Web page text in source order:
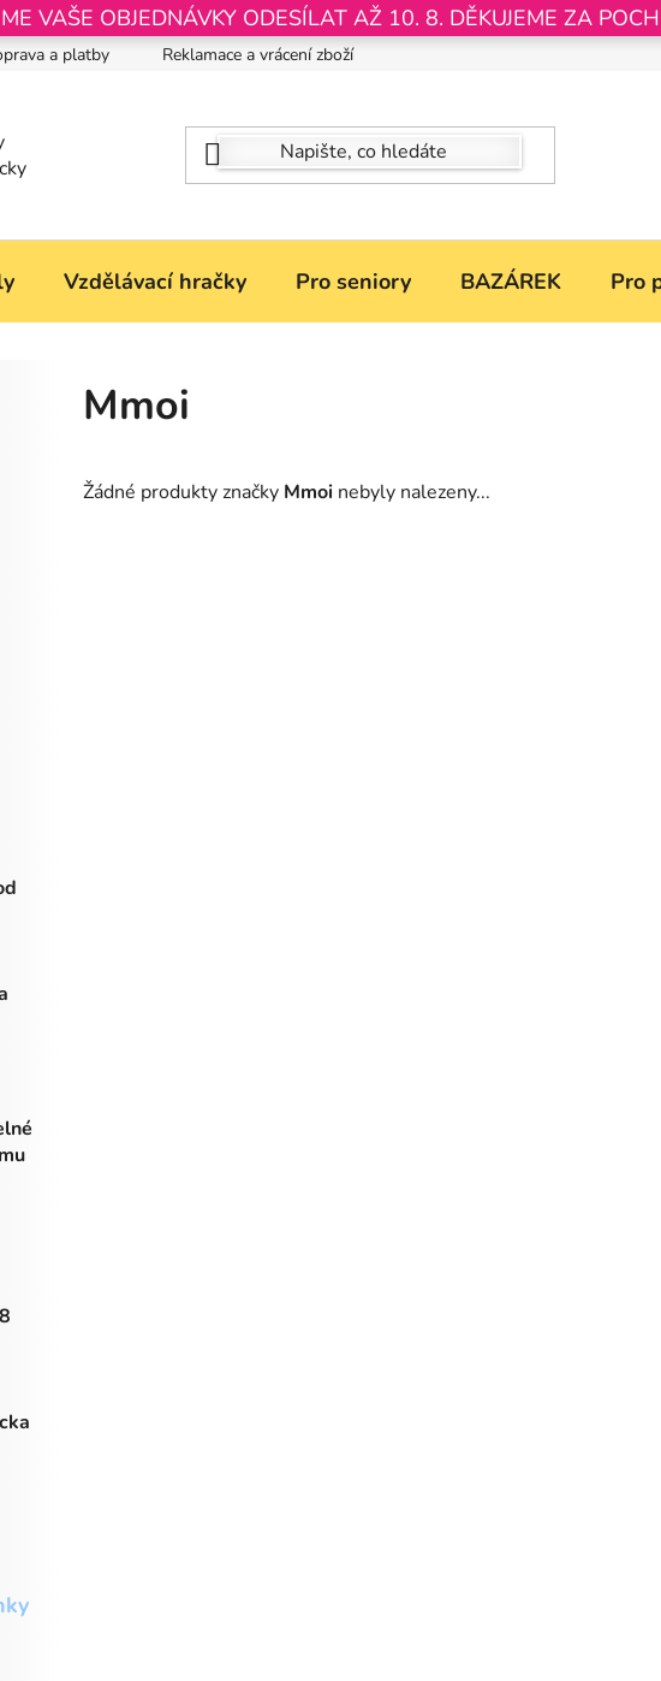
VAŠE OBJEDNÁVKY ODESÍLAT AŽ 10. 8. DĚKUJEME ZA
a platby Reklamace a vrácení zboží
Vzdělávací hračky Pro seniory BAZÁREK Pro
Mmoi
Žádné produkty značky Mmoi nebyly nalezeny...